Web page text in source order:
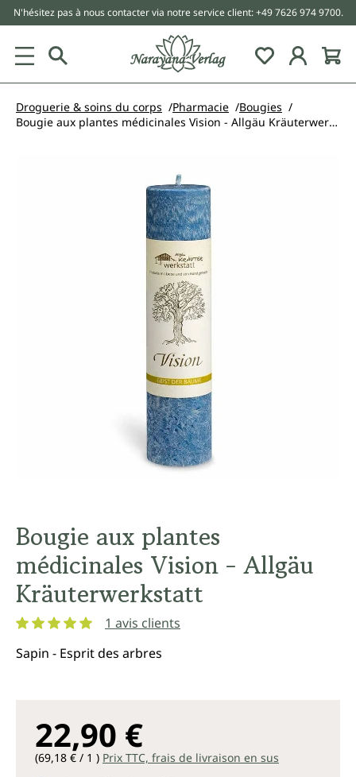
principal
N'hésitez pas à nous contacter via notre service client: +49 7626 974 9700.
Droguerie & soins du corps Pharmacie
Bougies
Bougie aux plantes médicinales Vision - Allgäu Kräuterwerkstatt
Bougie aux plantes
médicinales Vision - Allgäu
Kräuterwerkstatt
1 avis clients
Sapin - Esprit des arbres
22,90 €
(69,18 € / 1 ) Prix TTC, frais de livraison en sus